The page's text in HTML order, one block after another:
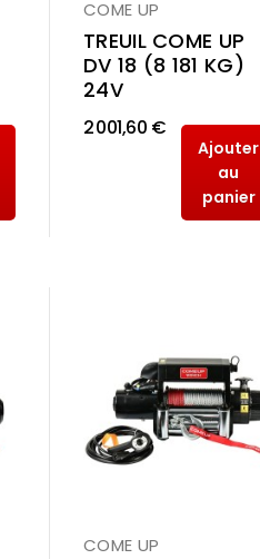
COME UP
TREUIL COME UP
DV 18 (8 181 KG)
24V
2 001,60 €
Ajouter
au
panier
COME UP